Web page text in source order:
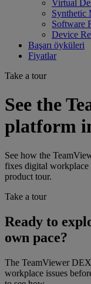
Virtual
Synthetic
Software
Device
Başarı öyküleri
Fiyatlar
Take a tour
See the
platform
See how the
fixes digital workplace
product tour.
Take a tour
Ready to
own pace?
The TeamViewer
workplace issues